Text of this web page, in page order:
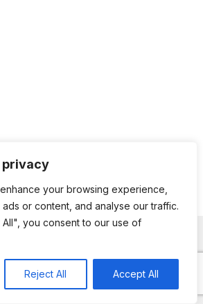
privacy
your browsing experience,
or content, and analyse our traffic.
you consent to our use of
Reject All Accept All